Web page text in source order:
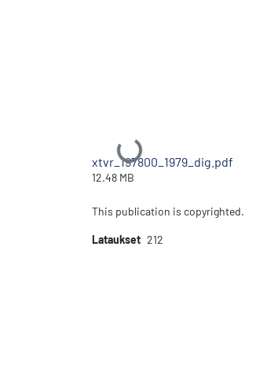
Ladataan...
xtvr_197800_1979_dig.pdf
12.48 MB
This publication is copyrighted.
Lataukset 212